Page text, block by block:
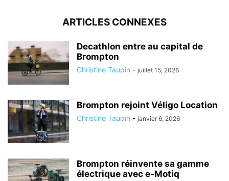
ARTICLES CONNEXES
Decathlon entre au capital de
Brompton
Christine Taupin - juillet 15, 2026
Brompton rejoint Véligo Location
Christine Taupin - janvier 6, 2026
Brompton réinvente sa gamme
électrique avec e-Motiq